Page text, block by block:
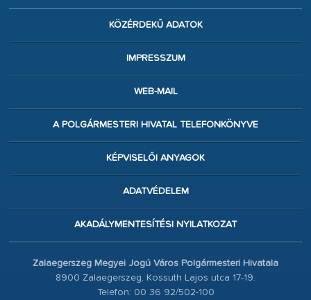
KÖZÉRDEKŰ ADATOK
IMPRESSZUM
WEB-MAIL
A POLGÁRMESTERI HIVATAL TELEFONKÖNYVE
KÉPVISELŐI ANYAGOK
ADATVÉDELEM
AKADÁLYMENTESÍTÉSI NYILATKOZAT
Zalaegerszeg Megyei Jogú Város Polgármesteri Hivatala
8900 Zalaegerszeg, Kossuth Lajos utca 17-19.
Telefon: 00 36 92/502-100